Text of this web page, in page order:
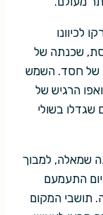
לכיוונו
שכנתה של
של חסד. השמש
הרגיש של
שגדלו בשולי
שמאלה, למבוך
התעמעם
תושבי המקום